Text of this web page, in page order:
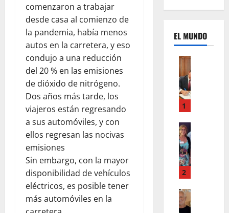
comenzaron a trabajar
desde casa al comienzo de
la pandemia, había menos
autos en la carretera, y eso
condujo a una reducción
del 20 % en las emisiones
de dióxido de nitrógeno.
Dos años más tarde, los
viajeros están regresando
a sus automóviles, y con
ellos regresan las nocivas
emisiones
Sin embargo, con la mayor
disponibilidad de vehículos
eléctricos, es posible tener
más automóviles en la
EL MUNDO
1
2